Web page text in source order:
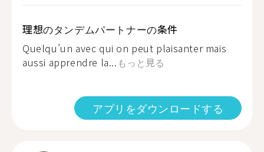
理想のタンデムパートナーの条件
Quelqu’un avec qui on peut plaisanter mais
aussi apprendre la... もっと見る
アプリをダウンロードする